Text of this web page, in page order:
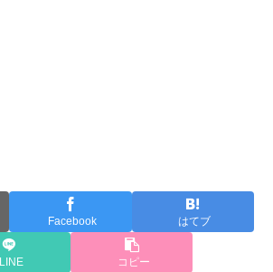
Facebook はてブ
LINE コピー